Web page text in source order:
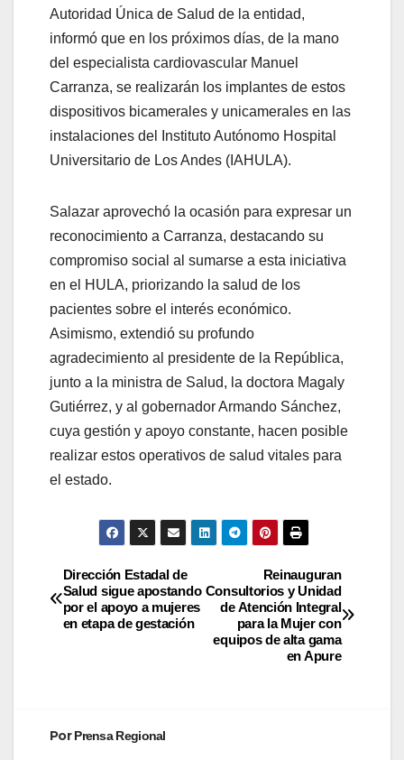
Autoridad Única de Salud de la entidad,
informó que en los próximos días, de la mano
del especialista cardiovascular Manuel
Carranza, se realizarán los implantes de estos
dispositivos bicamerales y unicamerales en las
instalaciones del Instituto Autónomo Hospital
Universitario de Los Andes (IAHULA).
Salazar aprovechó la ocasión para expresar un
reconocimiento a Carranza, destacando su
compromiso social al sumarse a esta iniciativa
en el HULA, priorizando la salud de los
pacientes sobre el interés económico.
Asimismo, extendió su profundo
agradecimiento al presidente de la República,
junto a la ministra de Salud, la doctora Magaly
Gutiérrez, y al gobernador Armando Sánchez,
cuya gestión y apoyo constante, hacen posible
realizar estos operativos de salud vitales para
el estado.
Reinauguran
Consultorios y Unidad
de Atención Integral
para la Mujer con
equipos de alta gama
en Apure
Dirección Estadal de
Salud sigue apostando
por el apoyo a mujeres
en etapa de gestación
PorPrensa Regional